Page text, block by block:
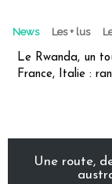
News Les + lus
Le Rwanda, un
France, Italie :
Une route,